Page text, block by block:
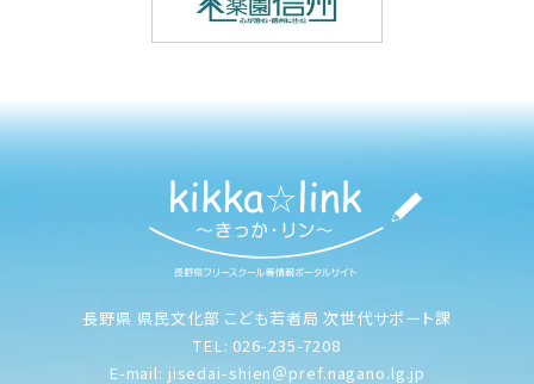
長野県 県民文化部 こども若者局 次世代サポート課
TEL: 026-235-7208
E-mail: jisedai-shien＠pref.nagano.lg.jp